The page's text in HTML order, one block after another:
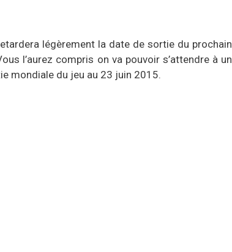
légèrement la date de sortie du prochain
l’aurez compris on va pouvoir s’attendre à un
mondiale du jeu au 23 juin 2015.